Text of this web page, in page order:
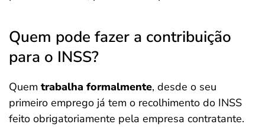
Quem pode fazer a contribuição
para o INSS?
Quem trabalha formalmente, desde o seu
primeiro emprego já tem o recolhimento do INSS
feito obrigatoriamente pela empresa contratante.